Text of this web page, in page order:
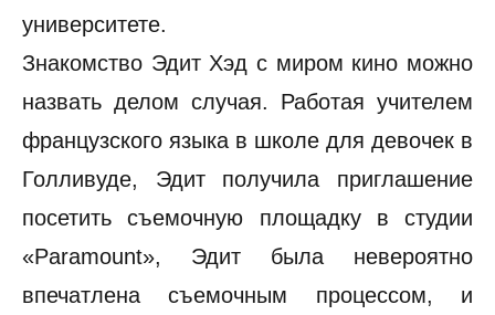
университете.
Знакомство Эдит Хэд с миром кино можно
назвать делом случая. Работая учителем
французского языка в школе для девочек в
Голливуде, Эдит получила приглашение
посетить съемочную площадку в студии
«Paramount», Эдит была невероятно
впечатлена съемочным процессом, и